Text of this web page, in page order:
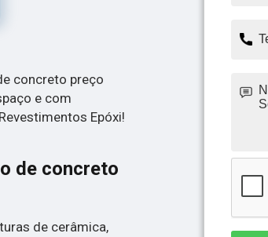
concreto preço
e com
Epóxi!
de concreto
de cerâmica,